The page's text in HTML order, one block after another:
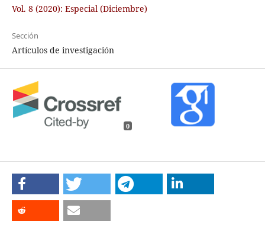
Vol. 8 (2020): Especial (Diciembre)
Sección
Artículos de investigación
0